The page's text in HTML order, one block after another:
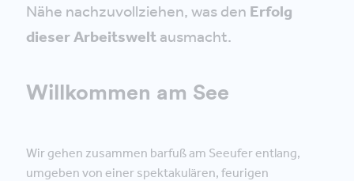
Nähe nachzuvollziehen, was den Erfolg
dieser Arbeitswelt ausmacht.
Willkommen am See
Wir gehen zusammen barfuß am Seeufer entlang,
umgeben von einer spektakulären, feurigen